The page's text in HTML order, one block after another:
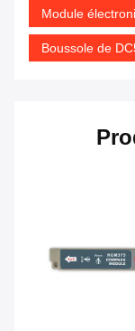
Module
Boussole de